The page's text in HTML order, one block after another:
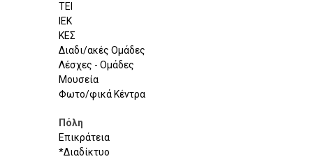
ΤΕΙ
ΙΕΚ
ΚΕΣ
Διαδι/ακές Ομάδες
Λέσχες - Ομάδες
Μουσεία
Φωτο/φικά Κέντρα
Πόλη
Επικράτεια
*Διαδίκτυο